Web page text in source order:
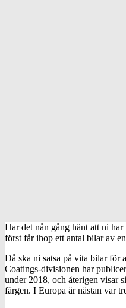
Har det nån gång hänt att ni
först får ihop ett antal bilar av
Då ska ni satsa på vita bilar för
Coatings-divisionen har
under 2018, och återigen visar
färgen. I Europa är nästan var